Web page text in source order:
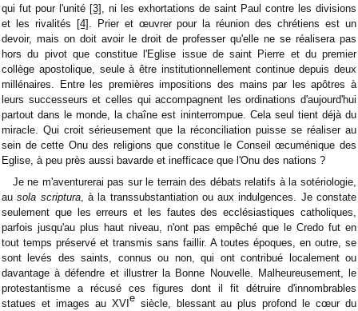
qui fut pour l'unité [3] , ni les exhortations de saint Paul contre les divisions
et les rivalités [4] . Prier et œuvrer pour la réunion des chrétiens est un
devoir, mais on doit avoir le droit de professer qu'elle ne se réalisera pas
hors du pivot que constitue l'Eglise issue de saint Pierre et du premier
collège apostolique, seule à être institutionnellement continue depuis deux
millénaires. Entre les premières impositions des mains par les apôtres à
leurs successeurs et celles qui accompagnent les ordinations d'aujourd'hui
partout dans le monde, la chaîne est ininterrompue. Cela seul tient déjà du
miracle. Qui croit sérieusement que la réconciliation puisse se réaliser au
sein de cette Onu des religions que constitue le Conseil œcuménique des
Eglise, à peu près aussi bavarde et inefficace que l'Onu des nations ?
Je ne m'aventurerai pas sur le terrain des débats relatifs à la sotériologie,
ausola scriptura, à la transsubstantiation ou aux indulgences. Je constate
seulement que les erreurs et les fautes des ecclésiastiques catholiques,
parfois jusqu'au plus haut niveau, n'ont pas empêché que le Credo fut en
tout temps préservé et transmis sans faillir. A toutes époques, en outre, se
sont levés des saints, connus ou non, qui ont contribué localement ou
davantage à défendre et illustrer la Bonne Nouvelle. Malheureusement, le
protestantisme a récusé ces figures dont il fit détruire d'innombrables
statues et images au XVI esiècle, blessant au plus profond le cœur du